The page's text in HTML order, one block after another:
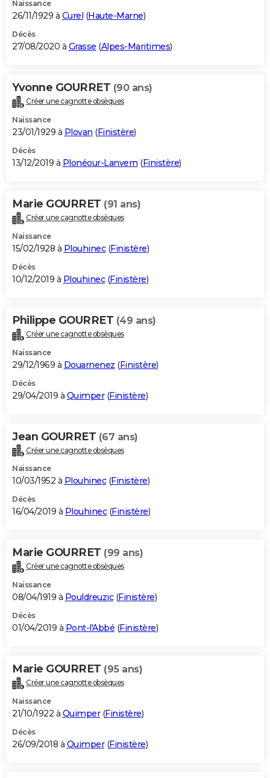
Naissance
26/11/1929 à Curel (Haute-Marne)
Décès
27/08/2020 à Grasse (Alpes-Maritimes)
Yvonne GOURRET (90 ans)
Créer une cagnotte obsèques
Naissance
23/01/1929 à Plovan (Finistère)
Décès
13/12/2019 à Plonéour-Lanvern (Finistère)
Marie GOURRET (91 ans)
Créer une cagnotte obsèques
Naissance
15/02/1928 à Plouhinec(Finistère)
Décès
10/12/2019 à Plouhinec(Finistère)
Philippe GOURRET (49 ans)
Créer une cagnotte obsèques
Naissance
29/12/1969 à Douarnenez (Finistère)
Décès
29/04/2019 à Quimper(Finistère)
Jean GOURRET (67 ans)
Créer une cagnotte obsèques
Naissance
10/03/1952 à Plouhinec(Finistère)
Décès
16/04/2019 à Plouhinec(Finistère)
Marie GOURRET (99 ans)
Créer une cagnotte obsèques
Naissance
08/04/1919 à Pouldreuzic(Finistère)
Décès
01/04/2019 à Pont-l'Abbé (Finistère)
Marie GOURRET (95 ans)
Créer une cagnotte obsèques
Naissance
21/10/1922 à Quimper(Finistère)
Décès
26/09/2018 à Quimper(Finistère)